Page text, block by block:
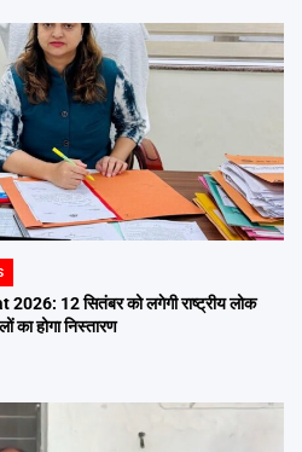
12 सितंबर को लगेगी राष्ट्रीय लोक
का होगा निस्तारण